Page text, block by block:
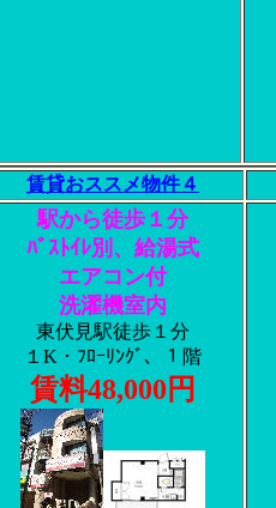
賃貸おススメ物件４
駅から徒歩１分
ﾊﾞｽﾄｲﾚ別、給湯式
エアコン付
洗濯機室内
東伏見駅徒歩１分
１K・ﾌﾛｰﾘﾝｸﾞ、１階
賃料48,000円